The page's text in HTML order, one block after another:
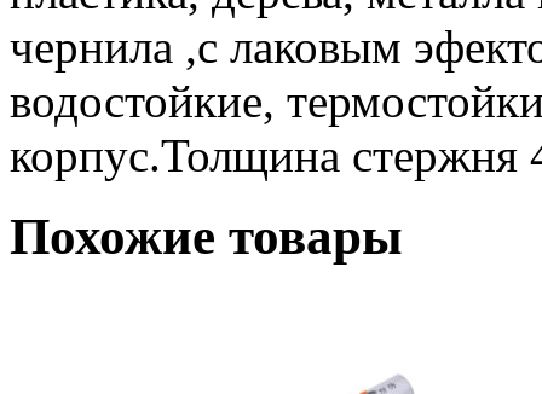
чернила ,с лаковым
водостойкие,
корпус.Толщина стержня
Похожие товары